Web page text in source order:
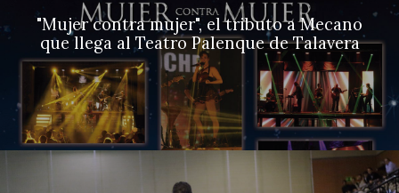
"Mujer contra mujer", el tributo a Mecano
que llega al Teatro Palenque de Talavera